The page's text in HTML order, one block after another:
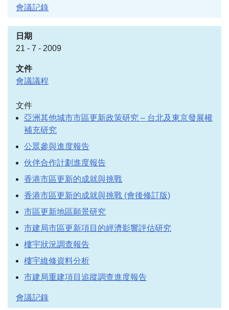
會議記錄
21 - 7 - 2009
會議議程
文件
亞洲其他城市市區更新政策研究 – 台北及東京發展權
補充研究
公眾參與進度報告
伙伴合作計劃進度報告
香港市區更新的成就與挑戰
香港市區更新的成就與挑戰 (會後修訂版)
市區更新地區願景研究
市建局市區更新項目的經濟影響評估研究
樓宇狀況調查報告
樓宇維修資料分析
市建局重建項目追蹤調查進度報告
會議記錄